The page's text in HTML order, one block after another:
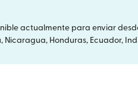
actualmente para enviar
Nicaragua, Honduras, Ecuador,